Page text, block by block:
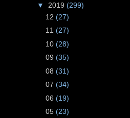
▼ 2019 (299)
12 (27)
11 (27)
10 (28)
09 (35)
08 (31)
07 (34)
06 (19)
05 (23)